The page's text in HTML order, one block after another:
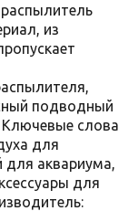
из
подводный
Ключевые слова
для
для аквариума,
для